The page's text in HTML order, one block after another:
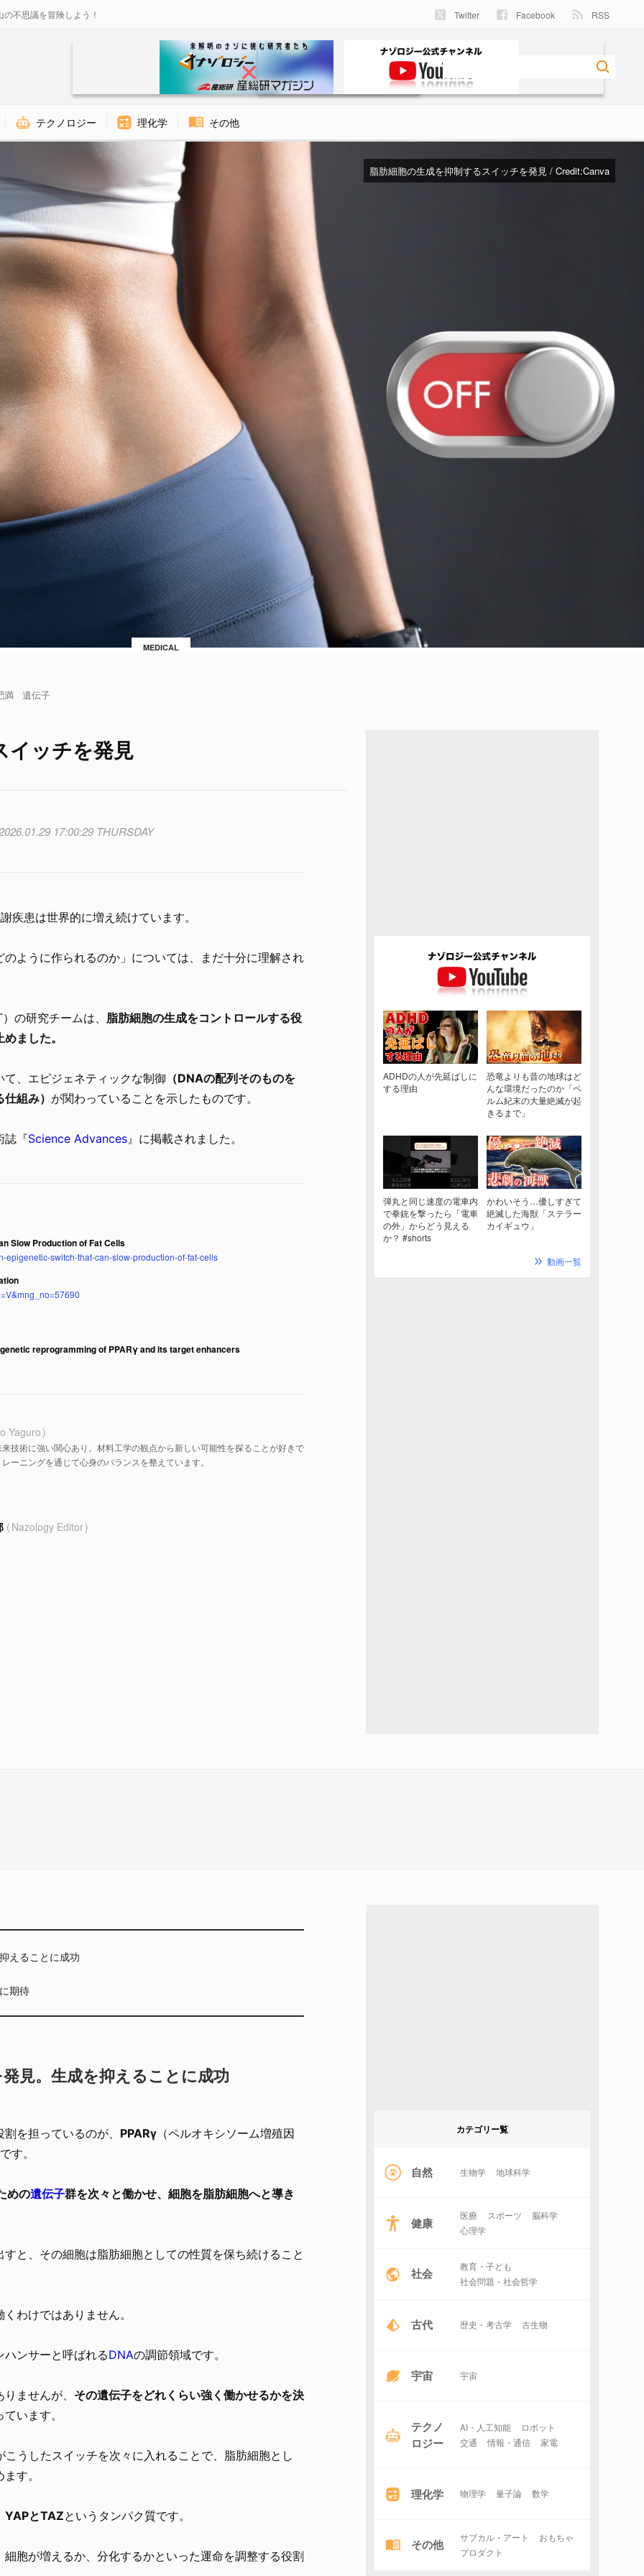
不思議を冒険しよう！ Twitter Facebook RSS
テクノロジー 理化学 その他
脂肪細胞の生成を抑制するスイッチを発見 / Credit:Canva
MEDICAL
満 遺伝子
イッチを発見
17:00:29 THURSDAY
疾患は世界的に増え続けています。
ように作られるのか」については、まだ十分に理解され
の研究チームは、 脂肪細胞の生成をコントロールする役
ました。
、エピジェネティックな制御 （DNAの配列そのものを
組み） が関わっていることを示したものです。
誌『Science Advances 』に掲載されました。
Slow Production of Fat Cells
epigenetic-switch-that-can-slow-production-of-fat-cells
reprogramming of PPARγ and its target enhancers
Yaguro
技術に強い関心あり。材料工学の観点から新しい可能性を探ることが好きで
ーニングを通じて心身のバランスを整えています。
Nazology Editor
ADHDの人が先延ばしに
する理由
恐竜よりも昔の地球はど
んな環境だったのか「ペ
ルム紀末の大量絶滅が起
きるまで」
弾丸と同じ速度の電車内
で拳銃を撃ったら「電車
の外」からどう見える
か？ #shorts
かわいそう…優しすぎて
絶滅した海獣「ステラー
カイギュウ」
動画一覧
えることに成功
期待
見。生成を抑えることに成功
を担っているのが、 PPARγ （ペルオキシソーム増殖因
です。
めの遺伝子群を次々と働かせ、細胞を脂肪細胞へと導き
と、その細胞は脂肪細胞としての性質を保ち続けること
わけではありません。
ンサーと呼ばれるDNAの調節領域です。
ませんが、 その遺伝子をどれくらい強く働かせるかを決
います。
うしたスイッチを次々に入れることで、脂肪細胞とし
す。
YAPとTAZというタンパク質です。
胞が増えるか、分化するかといった運命を調整する役割
カテゴリー覧
自然 生物学 地球科学
健康 医療 スポーツ
脳科学
心理学
社会
教育・子ども
社会問題・社会哲学
古代 歴史・考古学 古生物
宇宙 宇宙
テクノ
ロジー
AI・人工知能
ロボット
交通
情報・通信 家電
理化学 物理学 量子論 数学
その他 サブカル・アート
おもちゃ
プロダクト